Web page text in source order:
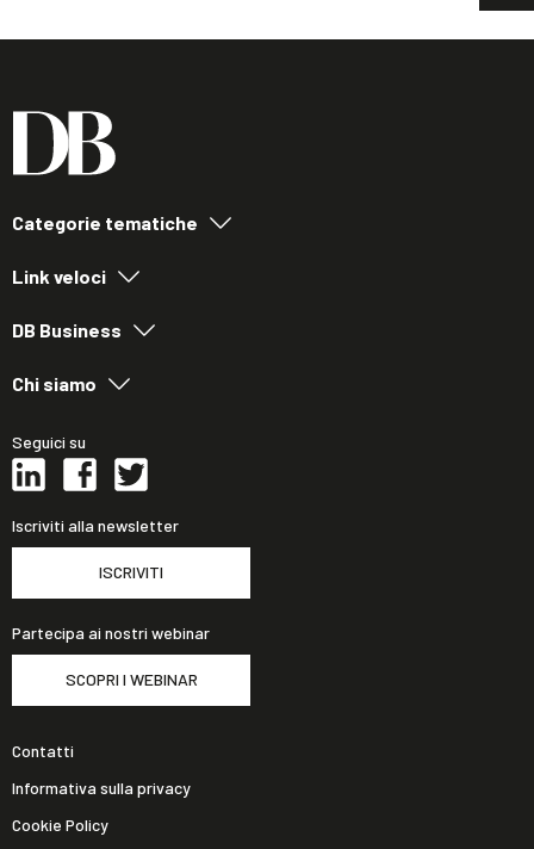
Categorie tematiche
Link veloci
DB Business
Chi siamo
Seguici su
Iscriviti alla newsletter
ISCRIVITI
Partecipa ai nostri webinar
SCOPRI I WEBINAR
Contatti
Informativa sulla privacy
Cookie Policy